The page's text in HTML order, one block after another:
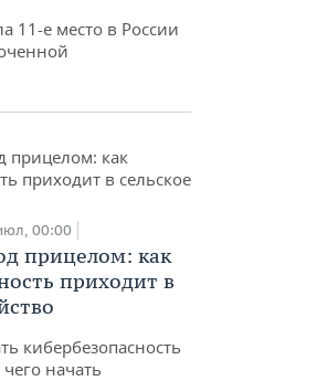
11-е место в России
00:00
прицелом: как
приходит в
кибербезопасность
начать